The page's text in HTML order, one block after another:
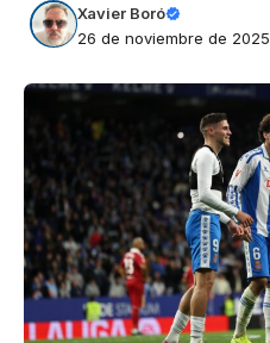
Xavier Boró
26 de noviembre de 2025